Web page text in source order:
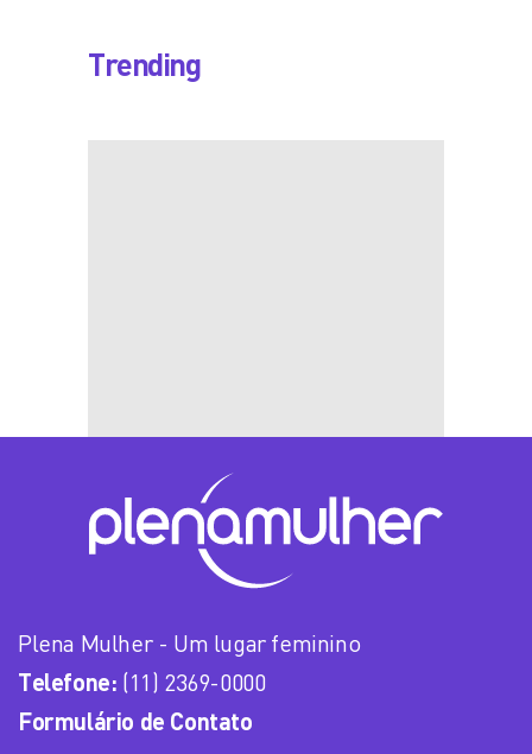
Trending
Plena Mulher - Um lugar feminino
Telefone: (11) 2369-0000
Formulário de Contato